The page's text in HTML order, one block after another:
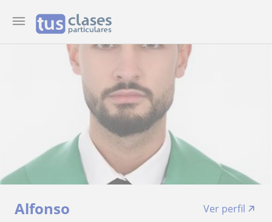
Alfonso
Ver perfil